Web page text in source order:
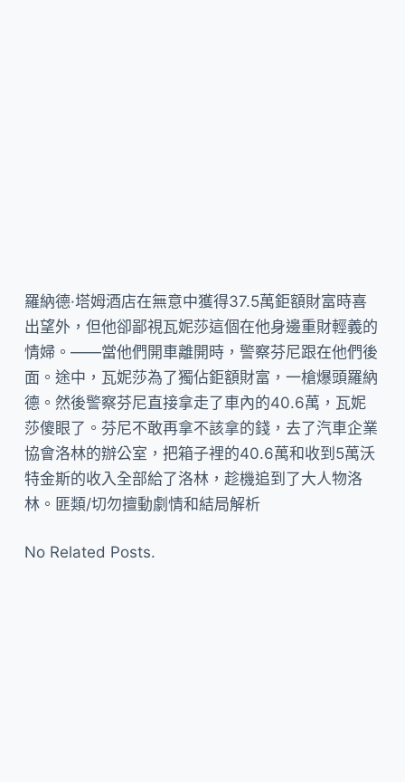
羅納德·塔姆酒店在無意中獲得37.5萬鉅額財富時喜
出望外，但他卻鄙視瓦妮莎這個在他身邊重財輕義的
情婦。——當他們開車離開時，警察芬尼跟在他們後
面。途中，瓦妮莎為了獨佔鉅額財富，一槍爆頭羅納
德。然後警察芬尼直接拿走了車內的40.6萬，瓦妮
莎傻眼了。芬尼不敢再拿不該拿的錢，去了汽車企業
協會洛林的辦公室，把箱子裡的40.6萬和收到5萬沃
特金斯的收入全部給了洛林，趁機追到了大人物洛
林。匪類/切勿擅動劇情和結局解析
No Related Posts.